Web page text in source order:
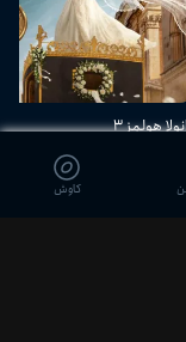
هولمز ۳
اکشن - کمدی - ماجرایی
کاوش